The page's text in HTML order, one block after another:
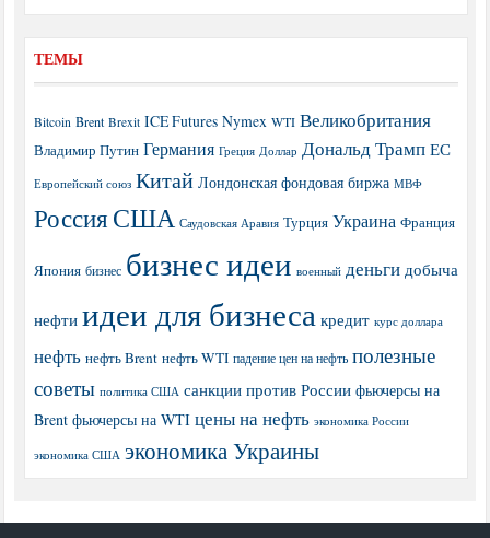
ТЕМЫ
Bitcoin Brent Brexit ICE Futures Nymex WTI Великобритания
Владимир Путин Германия Греция Доллар Дональд Трамп ЕС
Европейский союз Китай Лондонская фондовая биржа МВФ
РоссияСША Саудовская Аравия Турция Украина Франция
Япония бизнес бизнес идеи военный деньги добыча
нефти идеи для бизнеса кредит курс доллара
нефть нефть Brent нефть WTI падение цен на нефть полезные
советы политика США санкции против России фьючерсы на
Brent фьючерсы на WTI цены на нефть экономика России
экономика США экономика Украины